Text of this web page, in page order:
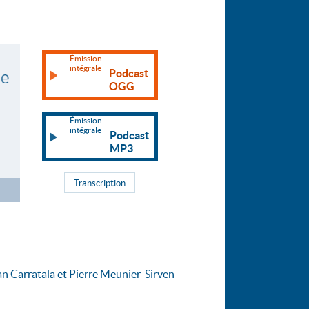
Émission
intégrale
Podcast
OGG
Émission
intégrale
Podcast
MP3
Transcription
Carratala et Pierre Meunier-Sirven